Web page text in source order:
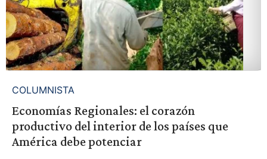
COLUMNISTA
Economías Regionales: el corazón
productivo del interior de los países que
América debe potenciar